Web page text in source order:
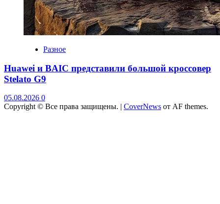
Разное
Huawei и BAIC представили большой кроссовер
Stelato G9
05.08.2026 0
Copyright © Все права защищены. | CoverNews от AF themes.